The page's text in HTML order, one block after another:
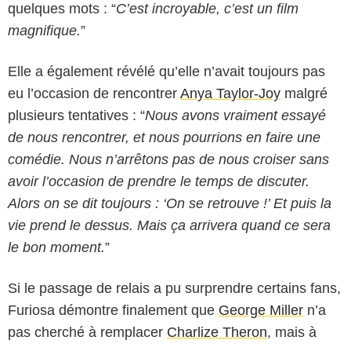
quelques mots : “C’est incroyable, c’est un film
magnifique.”
Elle a également révélé qu’elle n’avait toujours pas
eu l’occasion de rencontrer Anya Taylor-Joy malgré
plusieurs tentatives : “Nous avons vraiment essayé
de nous rencontrer, et nous pourrions en faire une
comédie. Nous n’arrêtons pas de nous croiser sans
avoir l’occasion de prendre le temps de discuter.
Alors on se dit toujours : ‘On se retrouve !’ Et puis la
vie prend le dessus. Mais ça arrivera quand ce sera
le bon moment.”
Si le passage de relais a pu surprendre certains fans,
Furiosa démontre finalement que George Miller n’a
pas cherché à remplacer Charlize Theron, mais à